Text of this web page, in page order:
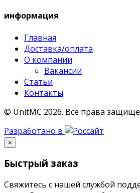
информация
Главная
Доставка/оплата
О компании
Вакансии
Статьи
Контакты
© UnitMC 2026. Все права
Разработано в
×
Быстрый заказ
Свяжитесь с нашей службой